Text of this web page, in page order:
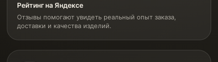
Рейтинг на Яндексе
Отзывы помогают увидеть реальный опыт заказа,
доставки и качества изделий.